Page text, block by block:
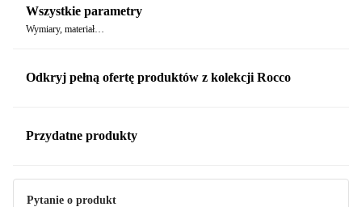
Wszystkie parametry
Wymiary, materiał…
Odkryj pełną ofertę produktów z kolekcji Rocco
Przydatne produkty
Pytanie o produkt